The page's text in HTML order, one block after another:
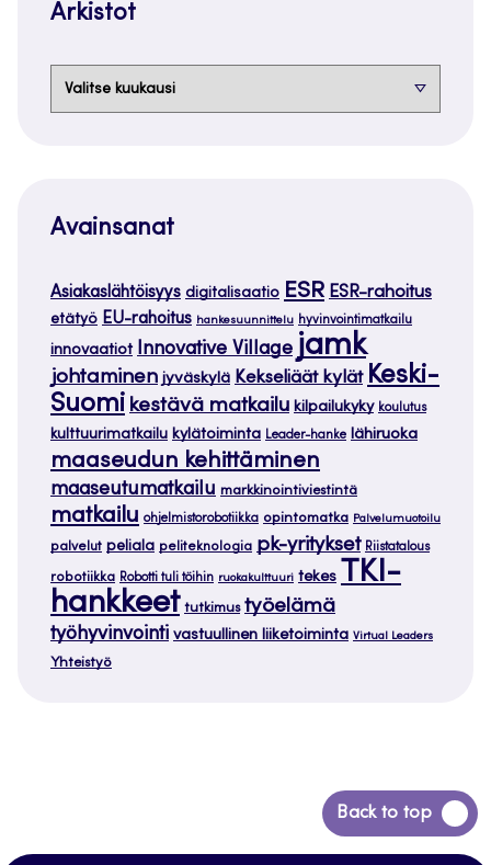
Arkistot
Avainsanat
Asiakaslähtöisyys digitalisaatio ESR ESR-rahoitus
etätyö EU-rahoitus hankesuunnittelu hyvinvointimatkailu
innovaatiot Innovative Village jamk
johtaminen jyväskylä Kekseliäät kylät Keski-
Suomi kestävä matkailu kilpailukyky koulutus
kulttuurimatkailu kylätoiminta Leader-hanke lähiruoka
maaseudun kehittäminen
maaseutumatkailu markkinointiviestintä
matkailu ohjelmistorobotiikka opintomatka Palvelumuotoilu
palvelut peliala peliteknologia pk-yritykset Riistatalous
robotiikka Robotti tuli töihin ruokakulttuuri tekes
TKI-
hankkeet tutkimus työelämä
työhyvinvointi vastuullinen liiketoiminta Virtual Leaders
Yhteistyö
Back to top
Siirry
takaisin